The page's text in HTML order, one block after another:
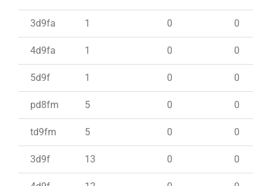
3d9fa 1 0 0
4d9fa 1 0 0
5d9f 1 0 0
pd8fm 5 0 0
td9fm 5 0 0
3d9f 13 0 0